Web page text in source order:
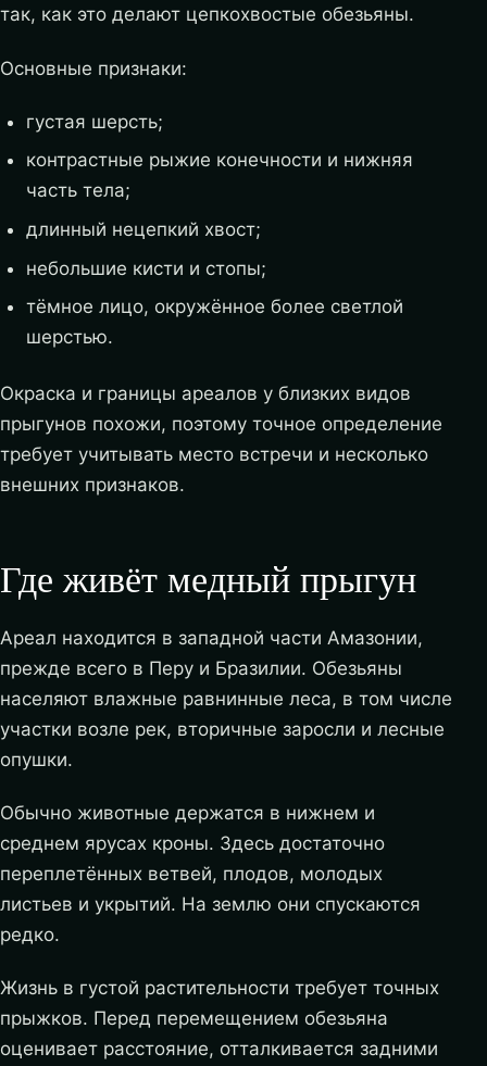
так, как это делают цепкохвостые обезьяны.
Основные признаки:
густая шерсть;
контрастные рыжие конечности и нижняя
часть тела;
длинный нецепкий хвост;
небольшие кисти и стопы;
тёмное лицо, окружённое более светлой
шерстью.
Окраска и границы ареалов у близких видов
прыгунов похожи, поэтому точное определение
требует учитывать место встречи и несколько
внешних признаков.
Где живёт медный прыгун
Ареал находится в западной части Амазонии,
прежде всего в Перу и Бразилии. Обезьяны
населяют влажные равнинные леса, в том числе
участки возле рек, вторичные заросли и лесные
опушки.
Обычно животные держатся в нижнем и
среднем ярусах кроны. Здесь достаточно
переплетённых ветвей, плодов, молодых
листьев и укрытий. На землю они спускаются
редко.
Жизнь в густой растительности требует точных
прыжков. Перед перемещением обезьяна
оценивает расстояние, отталкивается задними